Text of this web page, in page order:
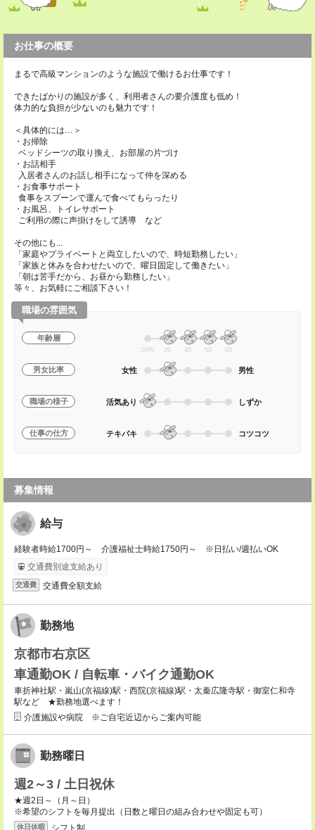
お仕事の概要
まるで高級マンションのような施設で働けるお仕事です！
できたばかりの施設が多く、利用者さんの要介護度も低め！
体力的な負担が少ないのも魅力です！
＜具体的には…＞
・お掃除
ベッドシーツの取り換え、お部屋の片づけ
・お話相手
入居者さんのお話し相手になって仲を深める
・お食事サポート
食事をスプーンで運んで食べてもらったり
・お風呂、トイレサポート
ご利用の際に声掛けをして誘導 など
その他にも...
「家庭やプライベートと両立したいので、時短勤務したい」
「家族と休みを合わせたいので、曜日固定して働きたい」
「朝は苦手だから、お昼から勤務したい」
等々、お気軽にご相談下さい！
職場の雰囲気
年齢層
20代 30 40 50 60
男女比率 女性 男性
職場の様子 活気あり しずか
仕事の仕方 テキパキ コツコツ
募集情報
給与
経験者時給1700円～ 介護福祉士時給1750円～ ※日払い/週払いOK
交通費別途支給あり
交通費 交通費全額支給
勤務地
京都市右京区
車通勤OK / 自転車・バイク通勤OK
車折神社駅・嵐山(京福線)駅・西院(京福線)駅・太秦広隆寺駅・御室仁和寺
駅など ★勤務地選べます！
介護施設や病院 ※ご自宅近辺からご案内可能
勤務曜日
週2～3 / 土日祝休
★週2日～（月～日）
※希望のシフトを毎月提出（日数と曜日の組み合わせや固定も可）
休日休暇
シフト制